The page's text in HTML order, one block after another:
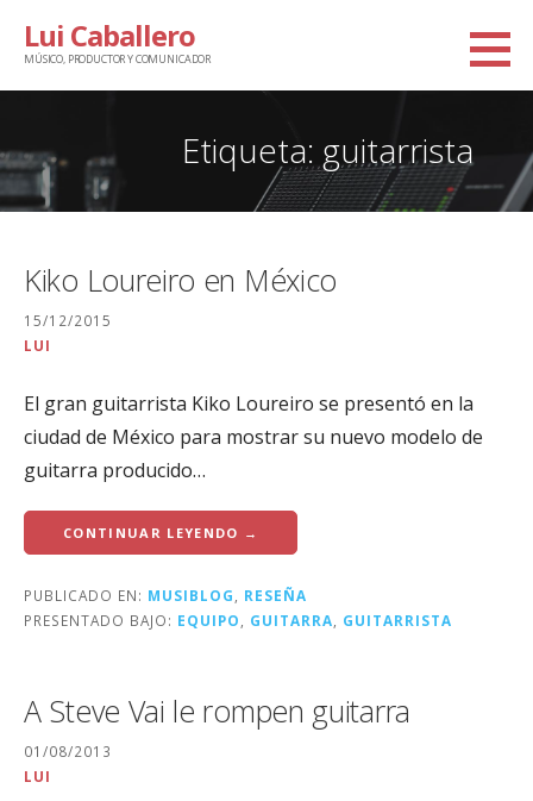
Lui Caballero
MÚSICO, PRODUCTOR Y COMUNICADOR
Etiqueta: guitarrista
Kiko Loureiro en México
15/12/2015
LUI
El gran guitarrista Kiko Loureiro se presentó en la
ciudad de México para mostrar su nuevo modelo de
guitarra producido…
CONTINUAR LEYENDO →
PUBLICADO EN: MUSIBLOG
RESEÑA
PRESENTADO BAJO: EQUIPO GUITARRA GUITARRISTA
A Steve Vai le rompen guitarra
01/08/2013
LUI